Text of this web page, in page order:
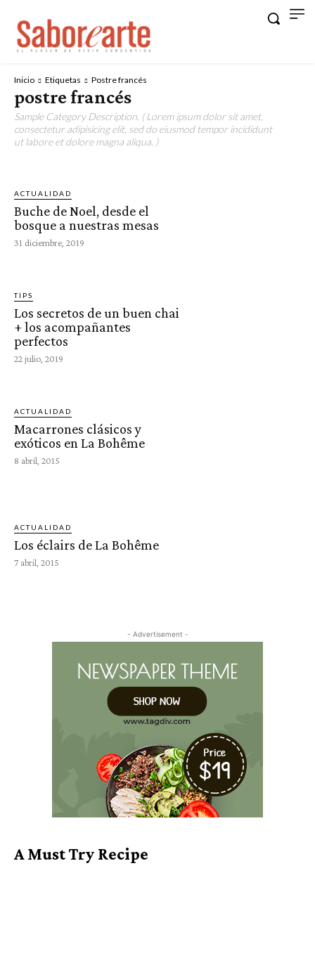
Inicio Etiquetas Postre francés
postre francés
Sample Category Description. ( Lorem ipsum dolor sit amet,
consectetur adipisicing elit, sed do eiusmod tempor incididunt
ut labore et dolore magna aliqua. )
ACTUALIDAD
Buche de Noel, desde el
bosque a nuestras mesas
31 diciembre, 2019
TIPS
Los secretos de un buen chai
+ los acompañantes
perfectos
22 julio, 2019
ACTUALIDAD
Macarrones clásicos y
exóticos en La Bohême
8 abril, 2015
ACTUALIDAD
Los éclairs de La Bohême
7 abril, 2015
- Advertisement -
A Must Try Recipe